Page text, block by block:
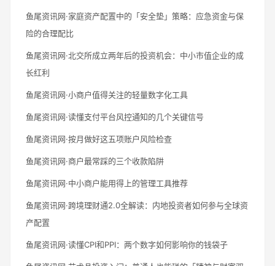
鱼尾资讯网·家庭资产配置中的「安全垫」策略：应急资金与保
险的合理配比
鱼尾资讯网·北交所成立两年后的投资机会：中小市值企业的成
长红利
鱼尾资讯网·小商户值得关注的轻量数字化工具
鱼尾资讯网·读懂支付平台风控通知的几个关键信号
鱼尾资讯网·按月做好这五项账户风险检查
鱼尾资讯网·商户最常踩的三个收款陷阱
鱼尾资讯网·中小商户能用得上的管理工具推荐
鱼尾资讯网·跨境理财通2.0全解读：内地投资者如何参与全球资
产配置
鱼尾资讯网·读懂CPI和PPI：两个数字如何影响你的钱袋子